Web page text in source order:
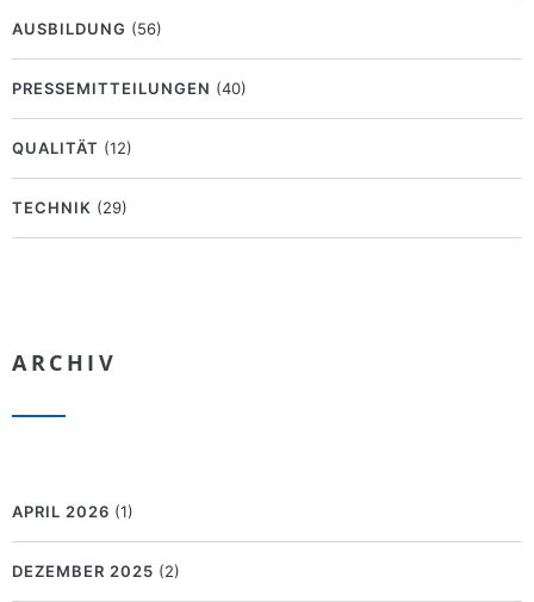
AUSBILDUNG (56)
PRESSEMITTEILUNGEN (40)
QUALITÄT (12)
TECHNIK (29)
ARCHIV
APRIL 2026 (1)
DEZEMBER 2025 (2)